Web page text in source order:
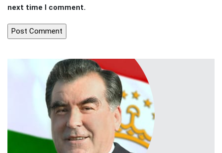
next time I comment.